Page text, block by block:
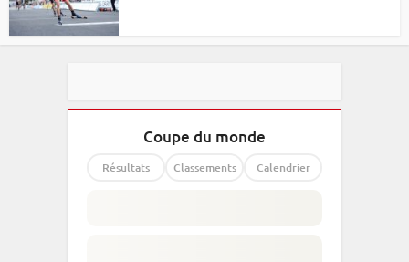
Coupe du monde
Résultats Classements Calendrier